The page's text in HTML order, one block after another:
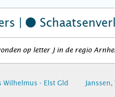
|
op letter J in de regio
Wilhelmus - Elst Gld